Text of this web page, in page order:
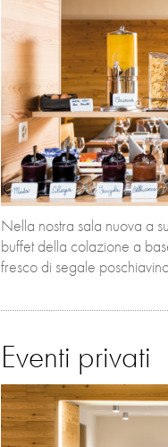
Nella nostra sala nuova a
buffet della colazione a
fresco di segale
Eventi privati